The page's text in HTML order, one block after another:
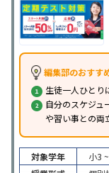
編集部のおすす
生徒一人ひとり
自分のスケジュ
や習い事との両
対象学年 小3